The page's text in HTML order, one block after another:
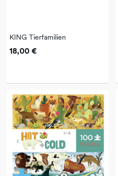
KING Tierfamilien
18,00 €